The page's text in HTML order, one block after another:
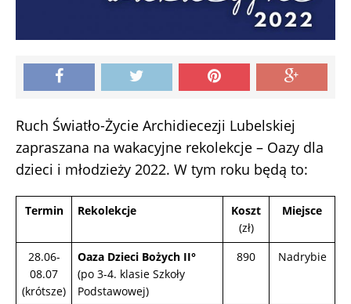
Ruch Światło-Życie Archidiecezji Lubelskiej
zapraszana na wakacyjne rekolekcje – Oazy dla
dzieci i młodzieży 2022. W tym roku będą to:
Termin Rekolekcje
Koszt
(zł)
Miejsce
28.06-
08.07
(krótsze)
Oaza Dzieci Bożych II°
(po 3-4. klasie Szkoły
Podstawowej)
890 Nadrybie